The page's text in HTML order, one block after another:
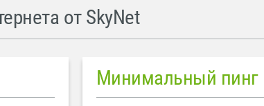
от SkyNet
Минимальный пинг